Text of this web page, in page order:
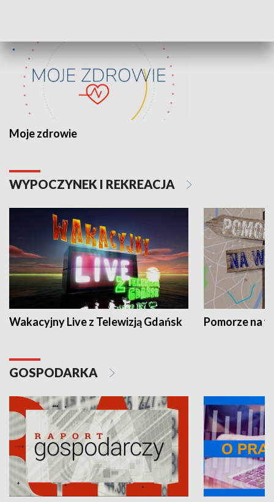
Moje zdrowie
WYPOCZYNEK I REKREACJA
Wakacyjny Live z Telewizją Gdańsk Pomorze na
GOSPODARKA